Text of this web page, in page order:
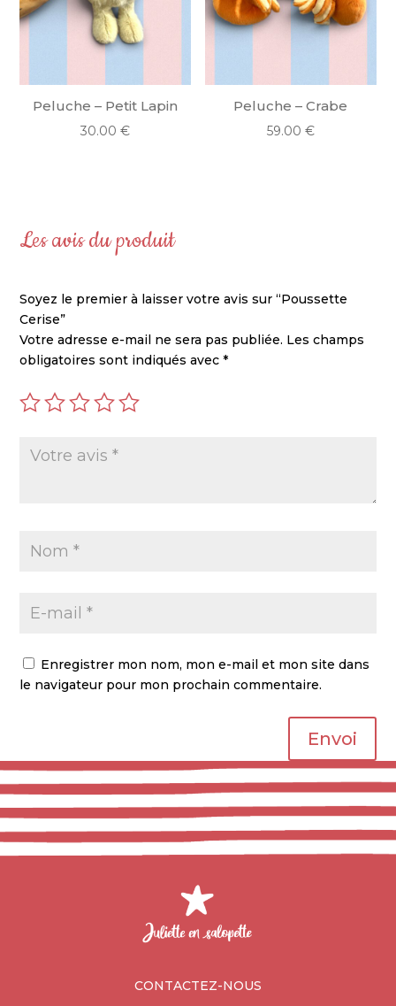
Peluche – Petit Lapin
30.00€
Peluche – Crabe
59.00 €
Les avis du produit
Soyez le premier à laisser votre avis sur “Poussette
Cerise”
Votre adresse e-mail ne sera pas publiée. Les champs
obligatoires sont indiqués avec*
Enregistrer mon nom, mon e-mail et mon site dans
le navigateur pour mon prochain commentaire.
Envoi
CONTACTEZ-NOUS